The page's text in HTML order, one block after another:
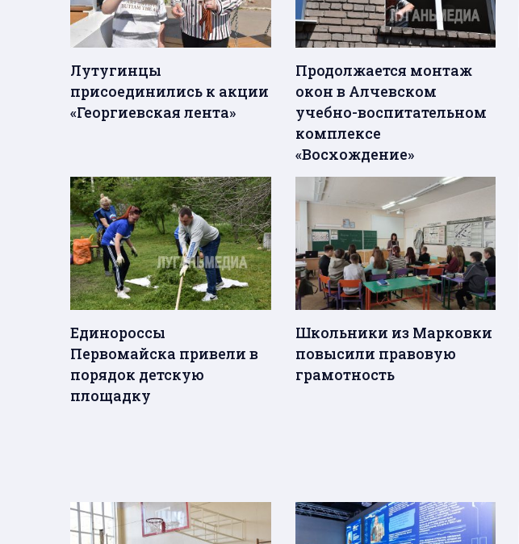
Лутугинцы
присоединились к акции
«Георгиевская лента»
Продолжается монтаж
окон в Алчевском
учебно-воспитательном
комплексе
«Восхождение»
Единороссы
Первомайска привели в
порядок детскую
площадку
Школьники из Марковки
повысили правовую
грамотность